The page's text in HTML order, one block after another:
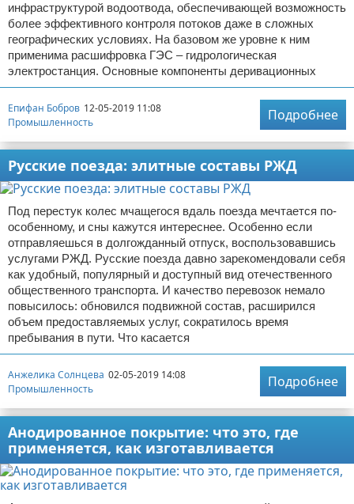
инфраструктурой водоотвода, обеспечивающей возможность
более эффективного контроля потоков даже в сложных
географических условиях. На базовом же уровне к ним
применима расшифровка ГЭС – гидрологическая
электростанция. Основные компоненты деривационных
Епифан Бобров 12-05-2019 11:08
Промышленность
Подробнее
Русские поезда: элитные составы РЖД
Под перестук колес мчащегося вдаль поезда мечтается по-
особенному, и сны кажутся интереснее. Особенно если
отправляешься в долгожданный отпуск, воспользовавшись
услугами РЖД. Русские поезда давно зарекомендовали себя
как удобный, популярный и доступный вид отечественного
общественного транспорта. И качество перевозок немало
повысилось: обновился подвижной состав, расширился
объем предоставляемых услуг, сократилось время
пребывания в пути. Что касается
Анжелика Солнцева 02-05-2019 14:08
Промышленность
Подробнее
Анодированное покрытие: что это, где
применяется, как изготавливается